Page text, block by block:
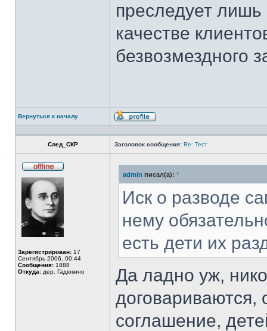
преследует
качестве
безвозмездного
Вернуться к началу
Профиль
След_СКР Заголовок сообщения: Re: Тест
Зарегистрирован: 17
Сентябрь 2006, 00:44
Сообщения: 1888
Откуда: дер. Гадюкино
admin писал(а): *
Иск о разводе
нему
есть дети их
Да ладно уж,
договариваются,
соглашение,